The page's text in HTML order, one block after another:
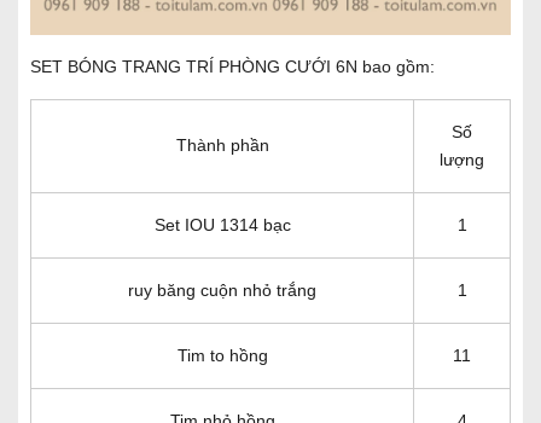
SET BÓNG TRANG TRÍ PHÒNG CƯỚI 6N bao gồm:
Thành phần
Số
lượng
Set IOU 1314 bạc 1
ruy băng cuộn nhỏ trắng 1
Tim to hồng 11